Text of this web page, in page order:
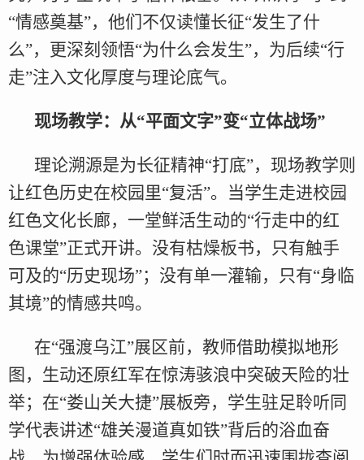
“情感奠基”，他们不仅读懂长征“发生了什
么”，更深刻领悟“为什么会发生”，为后续“行
走”注入文化厚度与理论底气。
现场教学：从“平面文字”变“立体战场”
理论溯源是为长征精神“打底”，现场教学则
让红色历史在校园里“复活”。当学生走进校园
红色文化长廊，一堂鲜活生动的“行走中的红
色课堂”正式开讲。没有枯燥板书，只有触手
可及的“历史现场”；没有单一灌输，只有“身临
其境”的情感共鸣。
在“强渡乌江”展区前，教师借助模拟地形
图，生动还原红军在惊涛骇浪中突破天险的壮
举；在“娄山关大捷”展板旁，学生驻足聆听同
学代表讲述“雄关漫道真如铁”背后的浴血奋